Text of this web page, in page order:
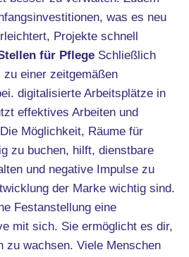
was es neu
Projekte schnell
für Pflege Schließlich
zu einer zeitgemäßen
digitalisierte Arbeitsplätze in
effektives Arbeiten und
Möglichkeit, Räume für
zu buchen, hilft, dienstbare
und negative Impulse zu
der Marke wichtig sind.
Festanstellung eine
mit sich. Sie ermöglicht es dir,
zu wachsen. Viele Menschen